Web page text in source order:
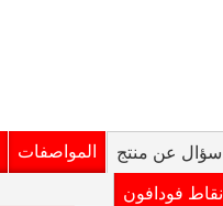
سؤال عن منتج المواصفات
نقاط فودافون